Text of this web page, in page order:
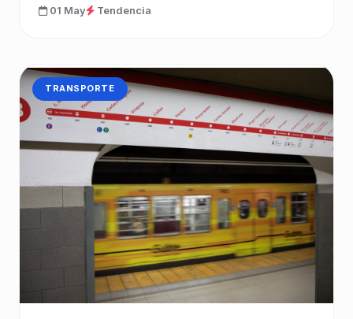
01 May Tendencia
CATEGORÍA:
TRANSPORTE